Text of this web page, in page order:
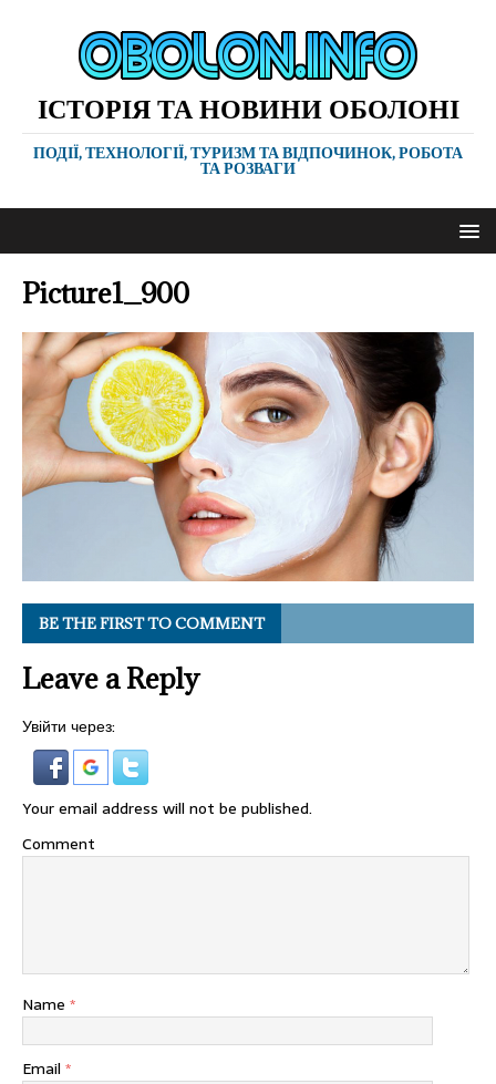
ІСТОРІЯ ТА НОВИНИ ОБОЛОНІ
ПОДІЇ, ТЕХНОЛОГІЇ, ТУРИЗМ ТА ВІДПОЧИНОК, РОБОТА
ТА РОЗВАГИ
Picture1_900
BE THE FIRST TO COMMENT
Leave a Reply
Увійти через:
Your email address will not be published.
Comment
Name *
Email *